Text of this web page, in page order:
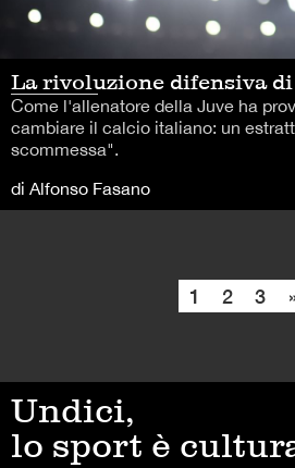
La rivoluzione difensiva di
Come l'allenatore della Juve ha
cambiare il calcio italiano: un
scommessa".
di Alfonso Fasano
1 2 3
Undici,
lo sport è